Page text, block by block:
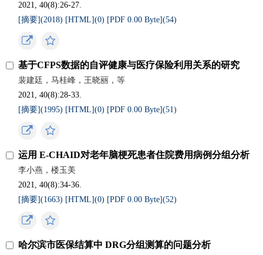
2021, 40(8):26-27.
[摘要](2018) [HTML](0) [PDF 0.00 Byte](54)
基于CFPS数据的自评健康与医疗保险利用关系的研究
裴建廷，马桂峰，王晓丽，等
2021, 40(8):28-33.
[摘要](1995) [HTML](0) [PDF 0.00 Byte](51)
运用 E-CHAID对老年脑梗死患者住院费用病例分组分析
李小燕，楼玉美
2021, 40(8):34-36.
[摘要](1663) [HTML](0) [PDF 0.00 Byte](52)
哈尔滨市医保结算中 DRG分组测算的问题分析